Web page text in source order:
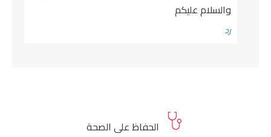
والسلام عليكم
رد
الحفاظ على الصحة